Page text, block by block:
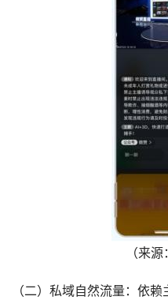
（来
（二）私域自然流量：依